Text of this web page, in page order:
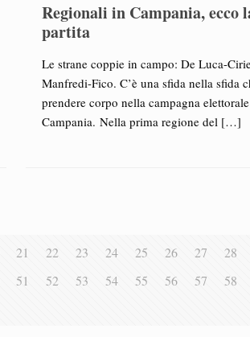
Regionali in Campania, ecco
partita
Le strane coppie in campo: De Luca-
Manfredi-Fico. C’è una sfida nella sfida
prendere corpo nella campagna
Campania. Nella prima regione del[…]
21 22 23 24 25 26 27 28
51 52 53 54 55 56 57 58